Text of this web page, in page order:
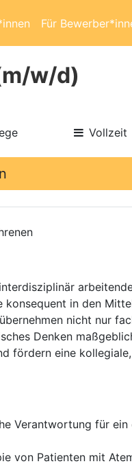
Für
w/d)
Vollzeit
in den
nicht nur
Denken
fördern eine
Verantwortung für ein
von Patienten mit